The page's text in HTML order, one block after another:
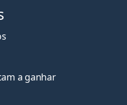
a ganhar